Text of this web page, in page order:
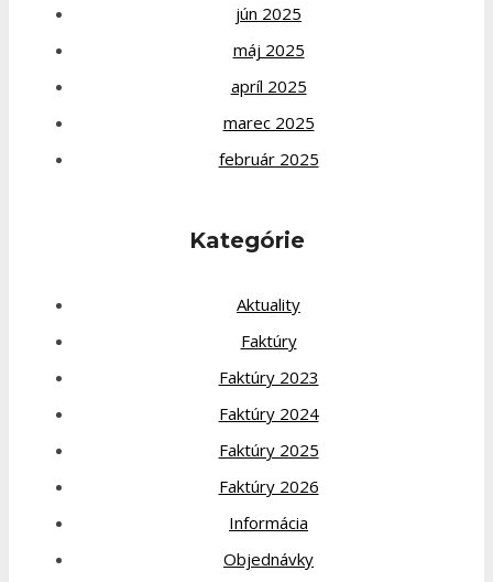
jún 2025
máj 2025
apríl 2025
marec 2025
február 2025
Kategórie
Aktuality
Faktúry
Faktúry 2023
Faktúry 2024
Faktúry 2025
Faktúry 2026
Informácia
Objednávky